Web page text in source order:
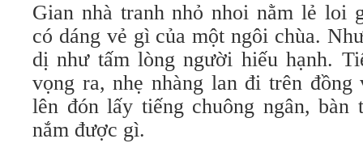
Gian nhà tranh nhỏ nhoi nằm lẻ loi
có dáng vẻ gì của một ngôi chùa.
dị như tấm lòng người hiếu hạnh.
vọng ra, nhẹ nhàng lan đi trên
lên đón lấy tiếng chuông ngân, bàn
nắm được gì.